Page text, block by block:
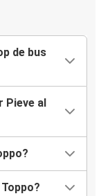
de bus
Pieve al